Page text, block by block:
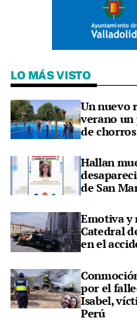
LO MÁS VISTO
Un nuevo
verano un
de
Hallan
de San
Emotiva y
Catedral
en el
por el
Isabel,
Perú